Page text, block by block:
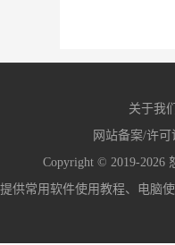
关于我
网站备案/许可
Copyright © 2019-2026
供常用软件使用教程、电脑